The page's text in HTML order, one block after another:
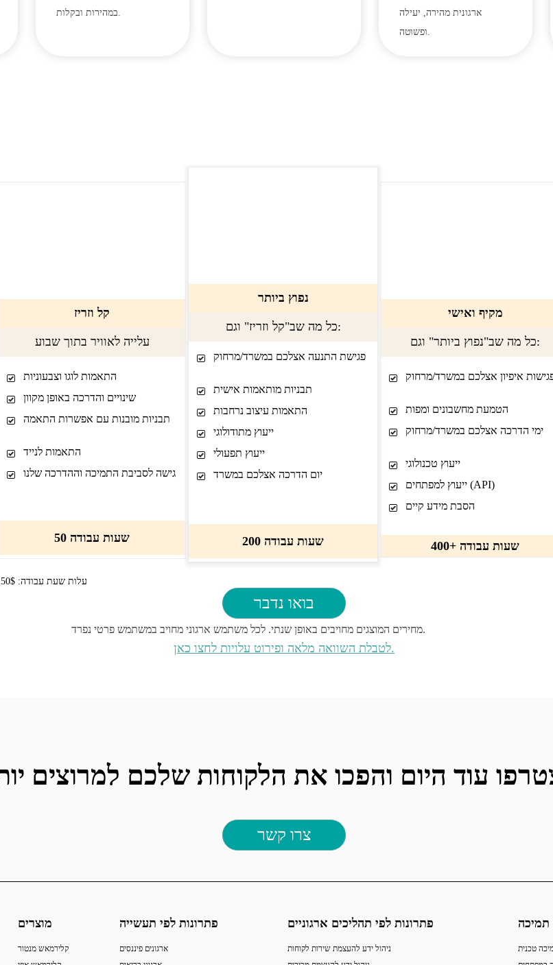
במהירות ובקלות.
ארגונית מהירה, יעילה
ופשוטה.
קל וזריז
עלייה לאוויר בתוך שבוע
התאמות לוגו וצבעוניות
שינויים והדרכה באופן מקוון
תבניות מובנות עם אפשרות התאמה
התאמות לנייד
גישה לסביבת התמיכה וההדרכה שלנו
50 שעות עבודה
נפוץ ביותר
כל מה שב"קל וזריז" וגם:
פגישת התנעה אצלכם במשרד/מרחוק
תבניות מותאמות אישית
התאמות עיצוב נרחבות
ייעוץ מתודולוגי
ייעוץ תפעולי
יום הדרכה אצלכם במשרד
200 שעות עבודה
מקיף ואישי
כל מה שב"נפוץ ביותר" וגם:
איפיון אצלכם במשרד/מרחוק
הטמעת מחשבונים ומפות
ימי הדרכה אצלכם במשרד/מרחוק
ייעוץ טכנולוגי
ייעוץ למפתחים (API)
הסבת מידע קיים
400+ שעות עבודה
עלות שעת עבודה: 150$
בואו נדבר
מחירים המוצגים מחויבים באופן שנתי. לכל משתמש ארגוני מחויב במשתמש פרטי נפרד.
לטבלת השוואה מלאה ופירוט עלויות לחצו כאן.
צרו קשר
מוצרים
קלירמאש מנטור
פתרונות לפי תעשייה
ארגונים פיננסים
פתרונות לפי תהליכים ארגוניים
ניהול ידע להעצמת שירות לקוחות
תמיכה
טכנית